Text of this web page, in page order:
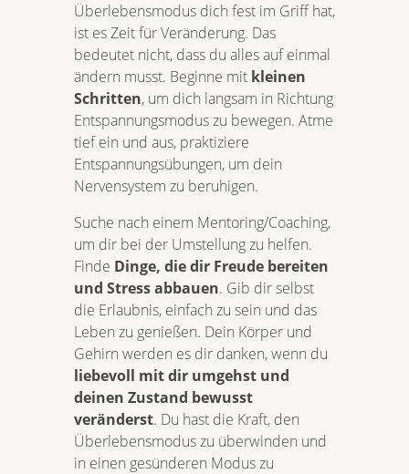
Überlebensmodus dich fest im Griff hat,
ist es Zeit für Veränderung. Das
bedeutet nicht, dass du alles auf einmal
ändern musst. Beginne mit kleinen
Schritten, um dich langsam in Richtung
Entspannungsmodus zu bewegen. Atme
tief ein und aus, praktiziere
Entspannungsübungen, um dein
Nervensystem zu beruhigen.
Suche nach einem Mentoring/Coaching,
um dir bei der Umstellung zu helfen.
Finde Dinge, die dir Freude bereiten
und Stress abbauen. Gib dir selbst
die Erlaubnis, einfach zu sein und das
Leben zu genießen. Dein Körper und
Gehirn werden es dir danken, wenn du
liebevoll mit dir umgehst und
deinen Zustand bewusst
veränderst. Du hast die Kraft, den
Überlebensmodus zu überwinden und
in einen gesünderen Modus zu